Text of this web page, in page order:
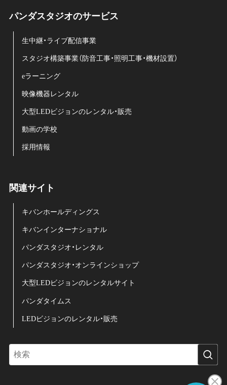
パンダスタジオのサービス
生中継・ライブ配信事業
スタジオ構築事業（防音工事・照明工事・機材設置）
eラーニング
映像機器レンタル
大型LEDビジョンのレンタル・販売
動画の学校
採用情報
関連サイト
キバンホールディングス
キバンインターナショナル
パンダスタジオ・レンタル
パンダスタジオ・オンラインショップ
大型LEDビジョンのレンタルサイト
パンダタイムス
LEDビジョンのレンタル・販売